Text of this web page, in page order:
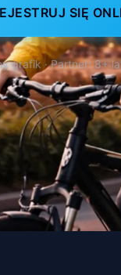
SIĘ
grafik · Partner: 8+